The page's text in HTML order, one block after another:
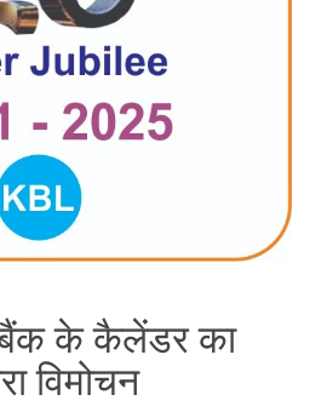
बैंक के कैलेंडर का
विमोचन